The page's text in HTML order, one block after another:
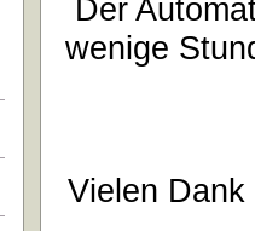
Der
wenige
Vielen